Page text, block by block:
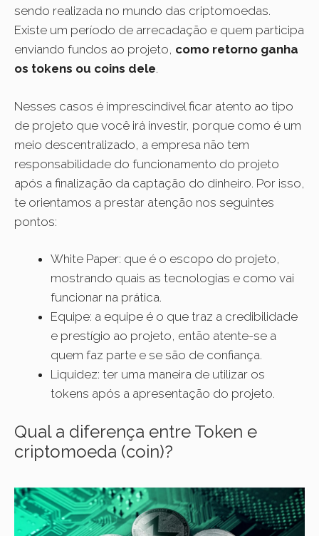
sendo realizada no mundo das criptomoedas.
Existe um período de arrecadação e quem participa
enviando fundos ao projeto, como retorno ganha
os tokens ou coins dele.
Nesses casos é imprescindível ficar atento ao tipo
de projeto que você irá investir, porque como é um
meio descentralizado, a empresa não tem
responsabilidade do funcionamento do projeto
após a finalização da captação do dinheiro. Por isso,
te orientamos a prestar atenção nos seguintes
pontos:
White Paper: que é o escopo do projeto,
mostrando quais as tecnologias e como vai
funcionar na prática.
Equipe: a equipe é o que traz a credibilidade
e prestígio ao projeto, então atente-se a
quem faz parte e se são de confiança.
Liquidez: ter uma maneira de utilizar os
tokens após a apresentação do projeto.
Qual a diferença entre Token e
criptomoeda (coin)?